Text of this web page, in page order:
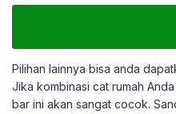
Pilihan lainnya bisa anda
Jika kombinasi cat rumah
bar ini akan sangat cocok.